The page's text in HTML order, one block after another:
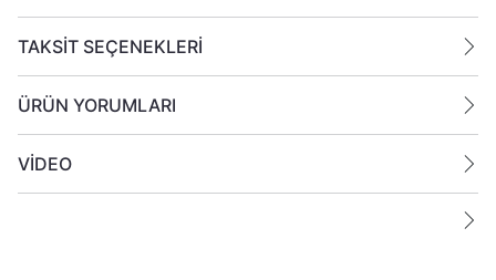
TAKSİT SEÇENEKLERİ
ÜRÜN YORUMLARI
VİDEO